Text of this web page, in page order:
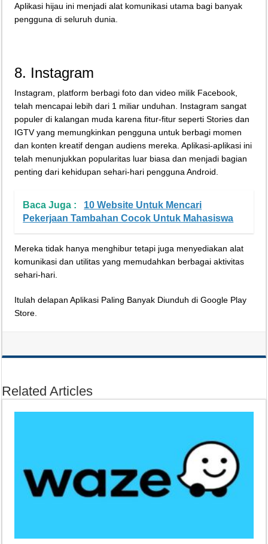
Aplikasi hijau ini menjadi alat komunikasi utama bagi banyak
pengguna di seluruh dunia.
8. Instagram
Instagram, platform berbagi foto dan video milik Facebook,
telah mencapai lebih dari 1 miliar unduhan. Instagram sangat
populer di kalangan muda karena fitur-fitur seperti Stories dan
IGTV yang memungkinkan pengguna untuk berbagi momen
dan konten kreatif dengan audiens mereka. Aplikasi-aplikasi ini
telah menunjukkan popularitas luar biasa dan menjadi bagian
penting dari kehidupan sehari-hari pengguna Android.
Baca Juga :
10 Website Untuk Mencari
Pekerjaan Tambahan Cocok Untuk Mahasiswa
Mereka tidak hanya menghibur tetapi juga menyediakan alat
komunikasi dan utilitas yang memudahkan berbagai aktivitas
sehari-hari.
Itulah delapan Aplikasi Paling Banyak Diunduh di Google Play
Store.
Related Articles